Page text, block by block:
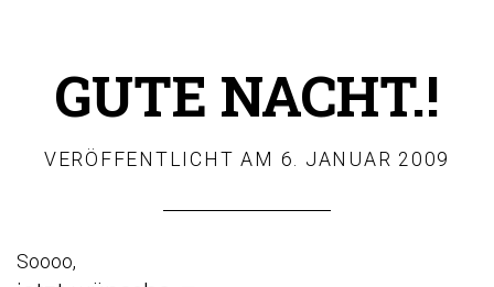
GUTE NACHT.!
VERÖFFENTLICHT AM 6. JANUAR 2009
Soooo,